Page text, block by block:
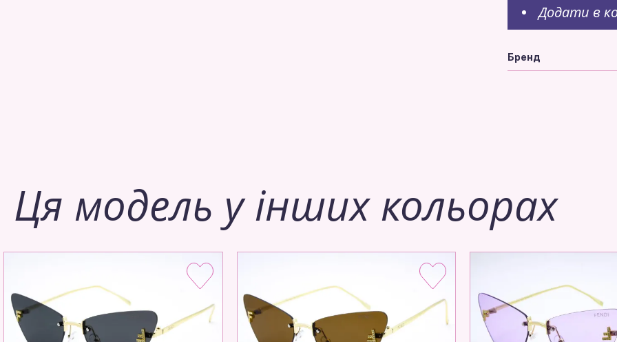
Додати в
Бренд
Ця модель у інших кольорах